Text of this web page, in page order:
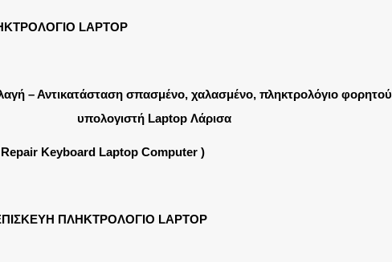
LAPTOP
– Αντικατάσταση σπασμένο, χαλασμένο, πληκτρολόγιο φορητού
υπολογιστή Laptop Λάρισα
Keyboard Laptop Computer )
ΠΛΗΚΤΡΟΛΟΓΙΟ LAPTOP